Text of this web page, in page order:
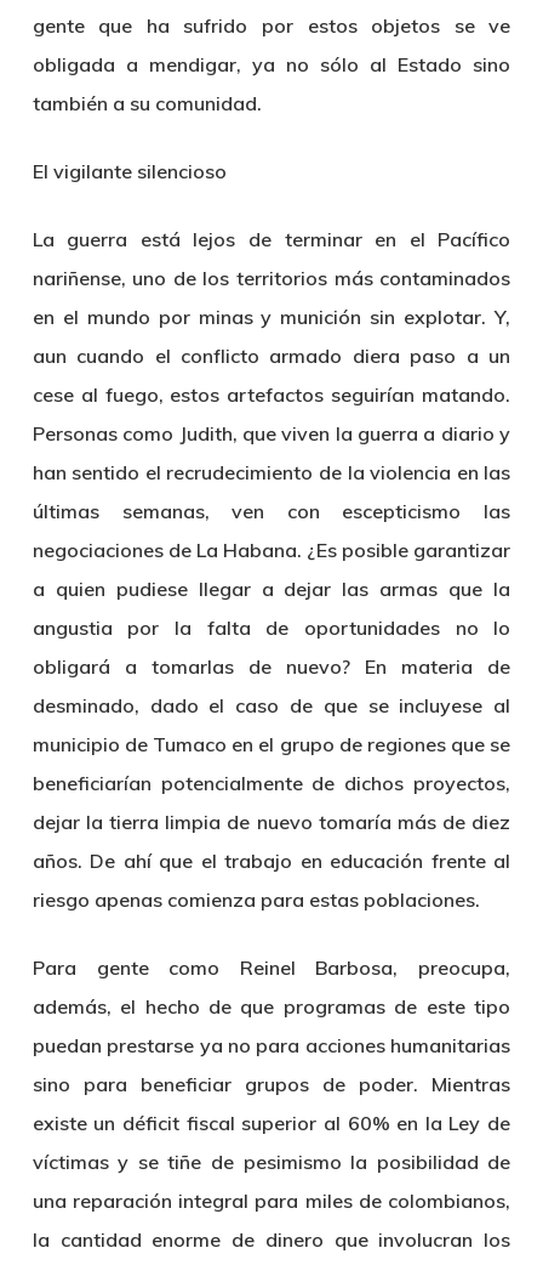
gente que ha sufrido por estos objetos se ve
obligada a mendigar, ya no sólo al Estado sino
también a su comunidad.
El vigilante silencioso
La guerra está lejos de terminar en el Pacífico
nariñense, uno de los territorios más contaminados
en el mundo por minas y munición sin explotar. Y,
aun cuando el conflicto armado diera paso a un
cese al fuego, estos artefactos seguirían matando.
Personas como Judith, que viven la guerra a diario y
han sentido el recrudecimiento de la violencia en las
últimas semanas, ven con escepticismo las
negociaciones de La Habana. ¿Es posible garantizar
a quien pudiese llegar a dejar las armas que la
angustia por la falta de oportunidades no lo
obligará a tomarlas de nuevo? En materia de
desminado, dado el caso de que se incluyese al
municipio de Tumaco en el grupo de regiones que se
beneficiarían potencialmente de dichos proyectos,
dejar la tierra limpia de nuevo tomaría más de diez
años. De ahí que el trabajo en educación frente al
riesgo apenas comienza para estas poblaciones.
Para gente como Reinel Barbosa, preocupa,
además, el hecho de que programas de este tipo
puedan prestarse ya no para acciones humanitarias
sino para beneficiar grupos de poder. Mientras
existe un déficit fiscal superior al 60% en la Ley de
víctimas y se tiñe de pesimismo la posibilidad de
una reparación integral para miles de colombianos,
la cantidad enorme de dinero que involucran los